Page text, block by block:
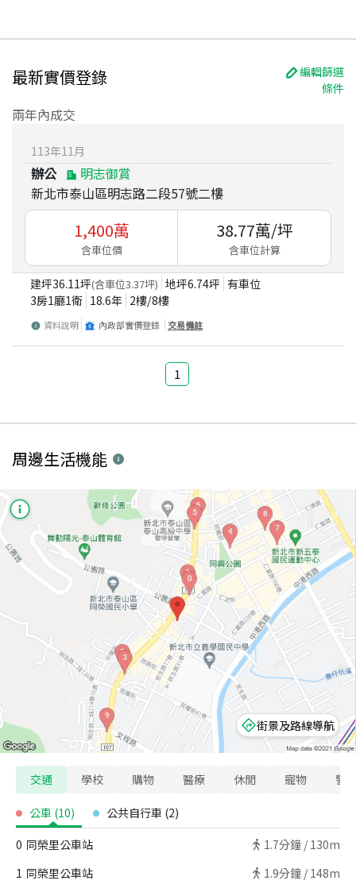
最新實價登錄
編輯篩選
條件
兩年內成交
113年11 月
辦公
明志御賞
新北市泰山區明志路二段57號二樓
1,400萬
含車位價
38.77萬/坪
含車位計算
建坪36.11坪(含車位3.37坪) 地坪6.74坪 有車位
3房1廳1衛 18.6年 2樓/8樓
資料說明 內政部實價登錄 交易備註
1
周邊生活機能
街景及路線導航
交通 學校 購物 醫療 休閒 寵物 警
公車 (10) 公共自行車 (2)
0 同榮里公車站 1.7分鐘 / 130m
1 同榮里公車站 1.9分鐘 / 148m